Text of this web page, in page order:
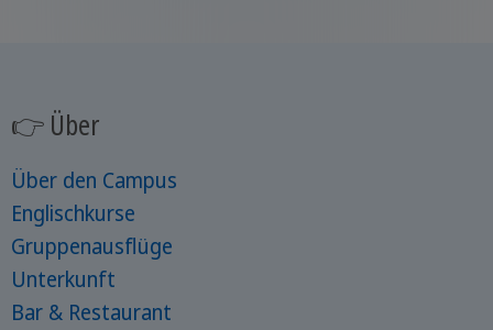
👉 Über
Über den Campus
Englischkurse
Gruppenausflüge
Unterkunft
Bar & Restaurant